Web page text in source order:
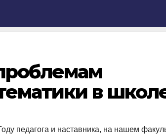
в
педагога и наставника, на нашем